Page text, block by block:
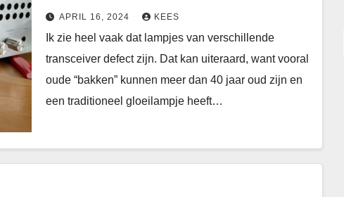
APRIL 16, 2024 KEES
Ik zie heel vaak dat lampjes van verschillende
transceiver defect zijn. Dat kan uiteraard, want vooral
oude “bakken” kunnen meer dan 40 jaar oud zijn en
een traditioneel gloeilampje heeft…